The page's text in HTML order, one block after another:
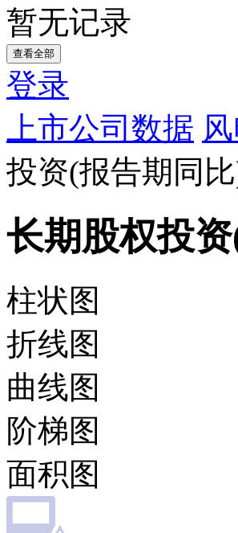
暂无记录
查看全部
登录
上市公司数据
投资(报告期同
长期股权投
柱状图
折线图
曲线图
阶梯图
面积图